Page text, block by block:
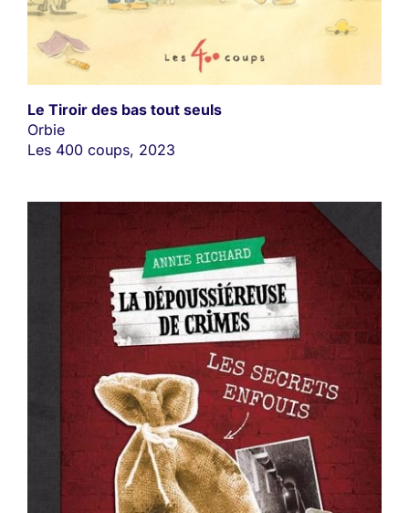
Le Tiroir des bas tout seuls
Orbie
Les 400 coups, 2023